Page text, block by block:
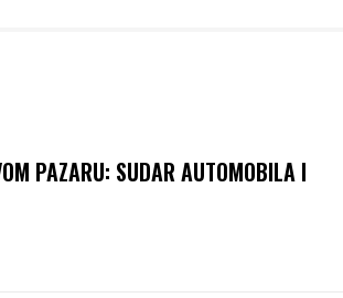
PAZARU: SUDAR AUTOMOBILA I